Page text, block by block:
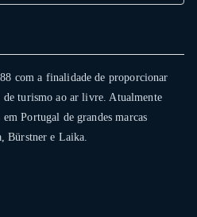
com a finalidade de proporcionar
turismo ao ar livre. Atualmente
Portugal de grandes marcas
Bürstner e Laika.